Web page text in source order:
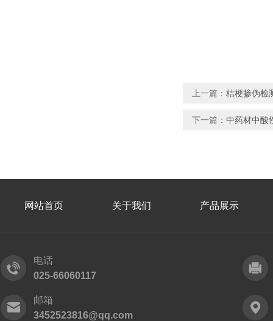
上一篇： 桔梗掺伪检
下一篇： 中药材中酸
网站首页 关于我们 产品展示
电话
025-66060117
邮箱
3452523816@qq.com